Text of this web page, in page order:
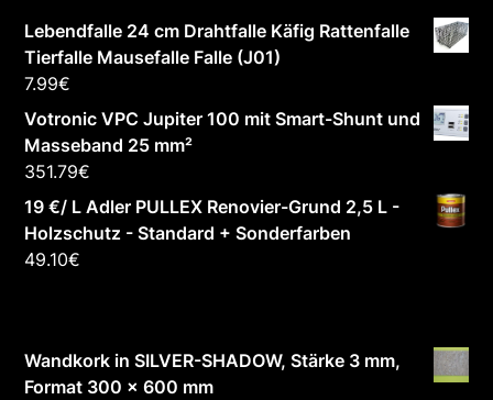
Lebendfalle 24 cm Drahtfalle Käfig Rattenfalle
Tierfalle Mausefalle Falle (J01)
7.99€
Votronic VPC Jupiter 100 mit Smart-Shunt und
Masseband 25 mm²
351.79€
19 €/ L Adler PULLEX Renovier-Grund 2,5 L -
Holzschutz - Standard + Sonderfarben
49.10€
Wandkork in SILVER-SHADOW, Stärke 3 mm,
Format 300 x 600 mm